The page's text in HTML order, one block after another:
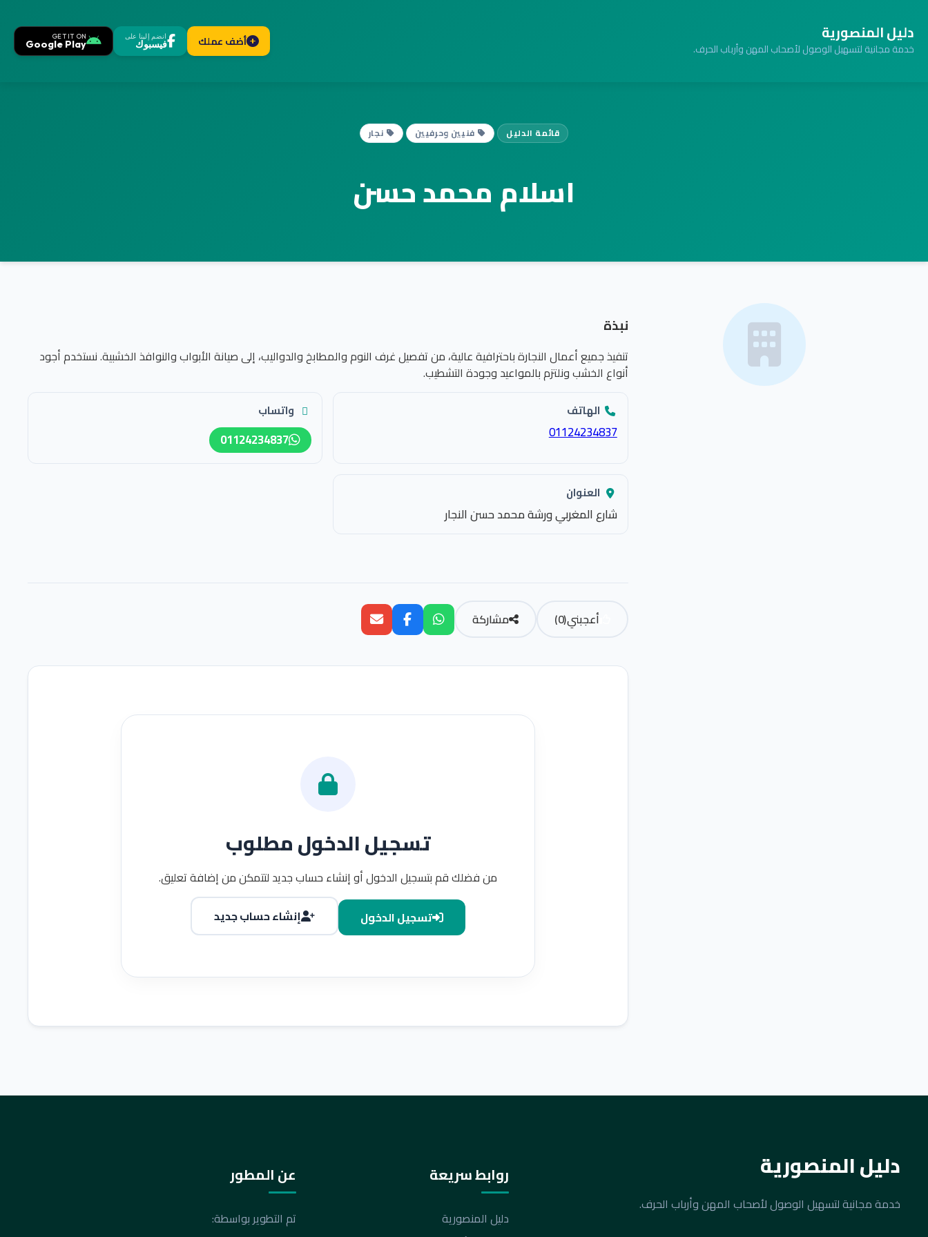
دليل المنصورية
خدمة مجانية لتسهيل الوصول لأصحاب المهن وأرباب الحرف. أضف عملك انضم إلينا على
فيسبوك
GET IT ON
Google Play
قائمة الدليل فنيين وحرفيين نجار
اسلام محمد حسن
نبذة
تنفيذ جميع أعمال النجارة باحترافية عالية، من تفصيل غرف النوم والمطابخ والدواليب، إلى صيانة الأبواب والنوافذ الخشبية. نستخدم أجود
أنواع الخشب ونلتزم بالمواعيد وجودة التشطيب.
الهاتف
01124234837
واتساب
01124234837
العنوان
شارع المغربي ورشة محمد حسن النجار
أعجبني(
0
) مشاركة
تسجيل الدخول مطلوب
من فضلك قم بتسجيل الدخول أو إنشاء حساب جديد لتتمكن من إضافة تعليق.
تسجيل الدخول
إنشاء حساب جديد
دليل المنصورية
خدمة مجانية لتسهيل الوصول لأصحاب المهن وأرباب الحرف.
روابط سريعة
دليل المنصورية
عن المطور
تم التطوير بواسطة: